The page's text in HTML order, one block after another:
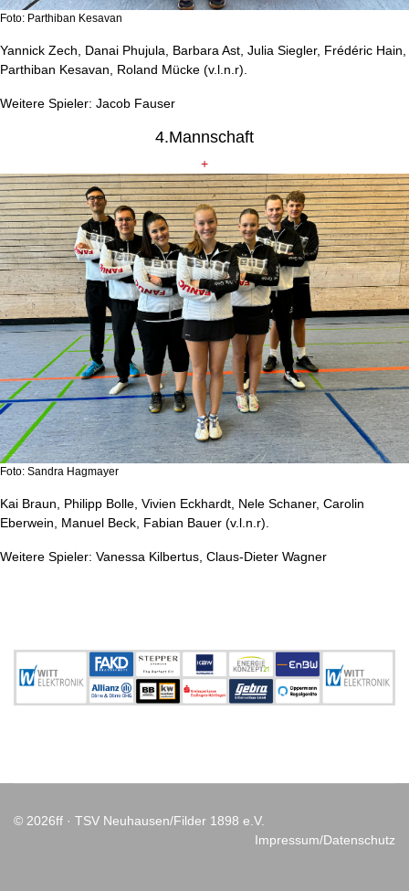
Foto: Parthiban Kesavan
Yannick Zech, Danai Phujula, Barbara Ast, Julia Siegler, Frédéric Hain,
Parthiban Kesavan, Roland Mücke (v.l.n.r).
Weitere Spieler: Jacob Fauser
4.Mannschaft
+
Foto: Sandra Hagmayer
Kai Braun, Philipp Bolle, Vivien Eckhardt, Nele Schaner, Carolin
Eberwein, Manuel Beck, Fabian Bauer (v.l.n.r).
Weitere Spieler: Vanessa Kilbertus, Claus-Dieter Wagner
© 2026ff · TSV Neuhausen/Filder 1898 e.V.
Impressum/Datenschutz